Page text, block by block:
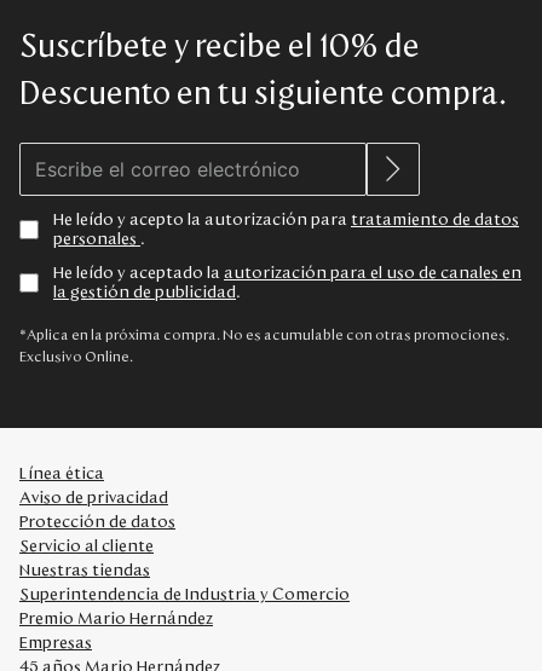
Suscríbete y recibe el 10% de
Descuento en tu siguiente compra.
He leído y acepto la autorización para tratamiento de datos
personales .
He leído y aceptado la autorización para el uso de canales en
la gestión de publicidad .
*Aplica en la próxima compra. No es acumulable con otras promociones.
Exclusivo Online.
Línea ética
Aviso de privacidad
Protección de datos
Servicio al cliente
Nuestras tiendas
Superintendencia de Industria y Comercio
Premio Mario Hernández
Empresas